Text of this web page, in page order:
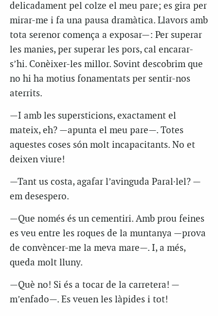
delicadament pel colze el meu pare; es gira per
mirar-me i fa una pausa dramàtica. Llavors amb
tota serenor comença a exposar—: Per superar
les manies, per superar les pors, cal encarar-
s’hi. Conèixer-les millor. Sovint descobrim que
no hi ha motius fonamentats per sentir-nos
aterrits.
—I amb les supersticions, exactament el
mateix, eh? —apunta el meu pare—. Totes
aquestes coses són molt incapacitants. No et
deixen viure!
—Tant us costa, agafar l’avinguda Paral·lel? —
em desespero.
—Que només és un cementiri. Amb prou feines
es veu entre les roques de la muntanya —prova
de convèncer-me la meva mare—. I, a més,
queda molt lluny.
—Què no! Si és a tocar de la carretera! —
m’enfado—. Es veuen les làpides i tot!